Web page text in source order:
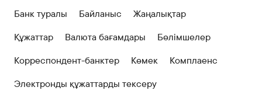
Банк туралы Байланыс
Жаңалықтар
Құжаттар
Валюта бағамдары
Бөлімшелер
Корреспондент-банктер
Көмек
Комплаенс
Электронды құжаттарды тексеру